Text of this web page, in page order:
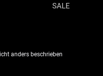
SALE
anders beschrieben